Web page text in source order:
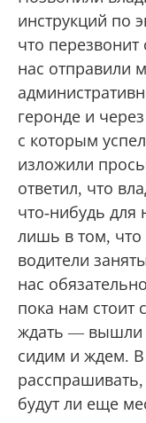
Позвонили
инструкций по
что перезвонит
нас отправили
геронде и
с которым
изложили
ответил, что
что-нибудь для
лишь в том, что